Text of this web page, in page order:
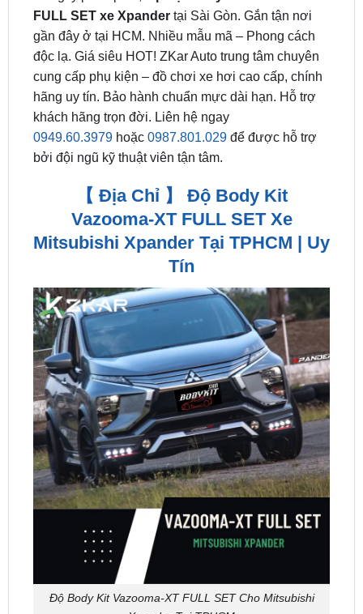
độc lạ. Giá siêu HOT! ZKar Auto trung tâm chuyên
cung cấp phụ kiện – đồ chơi xe hơi cao cấp, chính
hãng uy tín. Bảo hành chuẩn mực dài hạn. Hỗ trợ
khách hãng trọn đời. Liên hệ ngay
0949.60.3979hoặc0987.801.029để được hỗ trợ
bởi đội ngũ kỹ thuật viên tận tâm.
【 Địa Chỉ 】 Độ Body Kit
Mitsubishi Xpander Tại TPHCM | Uy
Tín
Độ Body Kit Vazooma-XT FULL SET Cho Mitsubishi
Xpander Tại TPHCM